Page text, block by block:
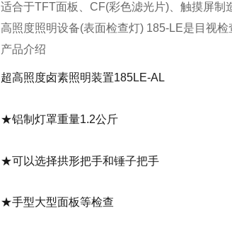
适合于TFT面板、CF(彩色滤光片)、触摸屏制
高照度照明设备(表面检查灯) 185-LE是目视
产品介绍
超高照度卤素照明装置185LE-AL
★铝制灯罩重量1.2公斤
★可以选择拱形把手和锤子把手
★手型大型面板等检查